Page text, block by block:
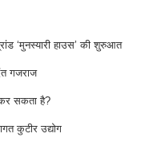
‘मुनस्यारी हाउस’ की शुरुआत
गजराज
कर सकता है?
कुटीर उद्योग